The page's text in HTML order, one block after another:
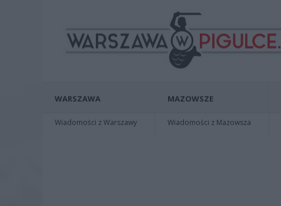
WARSZAWA
Wiadomości z Warszawy
MAZOWSZE
Wiadomości z Mazowsza